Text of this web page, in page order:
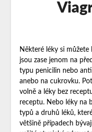
Některé léky si
jsou zase jenom na
typu penicilin nebo
anebo na cukrovku.
volně a léky bez
receptu. Nebo léky na
typů a druhů léků,
většině případech